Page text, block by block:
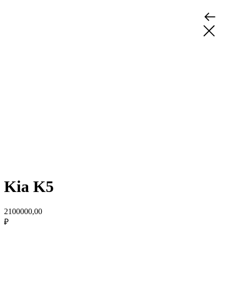
Kia K5
2100000,00
₽